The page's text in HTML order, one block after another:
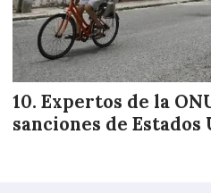
Expertos de la
sanciones de